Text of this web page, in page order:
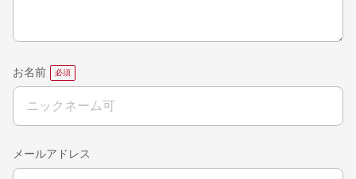
お名前
メールアドレス